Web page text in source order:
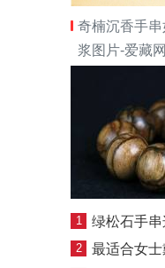
奇楠沉香手
浆图片-爱藏网
1 绿松石手串
2 最适合女士